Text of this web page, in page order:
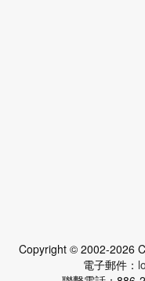
Copyright © 2002-2026
電子郵件：